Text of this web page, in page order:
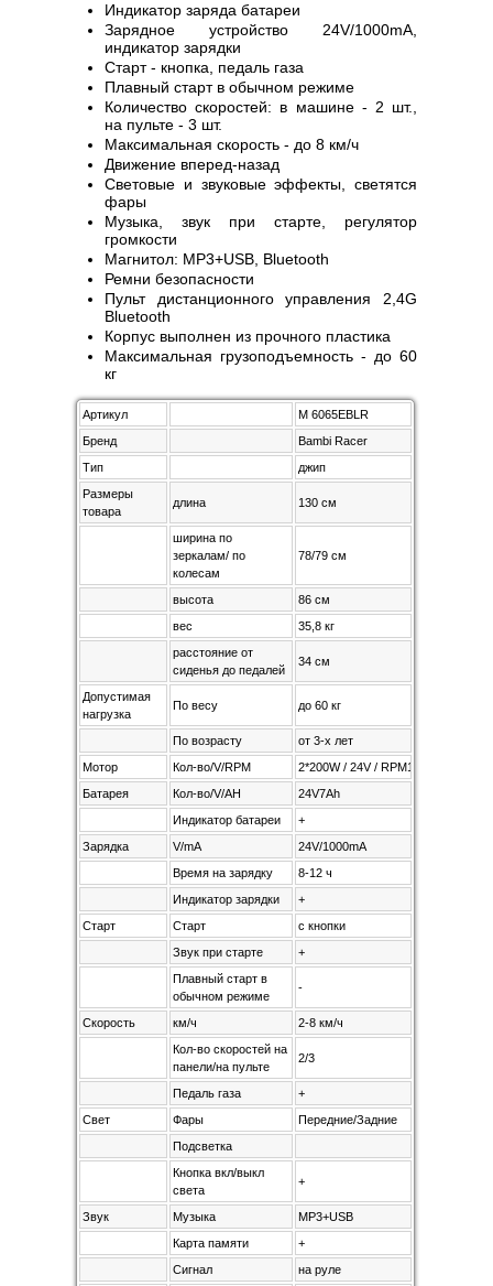
Индикатор заряда батареи
Зарядное устройство 24V/1000mA,
индикатор зарядки
Старт - кнопка, педаль газа
Плавный старт в обычном режиме
Количество скоростей: в машине - 2 шт.,
на пульте - 3 шт.
Максимальная скорость - до 8 км/ч
Движение вперед-назад
Световые и звуковые эффекты, светятся
фары
Музыка, звук при старте, регулятор
громкости
Магнитол: MP3+USB, Bluetooth
Ремни безопасности
Пульт дистанционного управления 2,4G
Bluetooth
Корпус выполнен из прочного пластика
Максимальная грузоподъемность - до 60
кг
Артикул
M 6065EBLR
Бренд
Bambi Racer
Тип
джип
Размеры
товара
длина 130 см
ширина по
зеркалам/ по
колесам
78/79 см
высота
86 см
вес
35,8 кг
расстояние от
сиденья до педалей
34 см
Допустимая
нагрузка
По весу до 60 кг
По возрасту
от 3-х лет
Мотор
Кол-во/V/RPM
2*200W / 24V / RPM12000
Батарея
Кол-во/V/AH
24V7Ah
Индикатор батареи
+
Зарядка
V/mA
24V/1000mA
Время на зарядку
8-12 ч
Индикатор зарядки
+
Старт
Старт
с кнопки
Звук при старте
+
Плавный старт в
обычном режиме
-
Скорость км/ч
2-8 км/ч
Кол-во скоростей на
панели/на пульте
2/3
Педаль газа
+
Свет
Фары
Передние/Задние
Подсветка
Кнопка вкл/выкл
света
+
Звук Музыка
MP3+USB
Карта памяти
+
Сигнал
на руле